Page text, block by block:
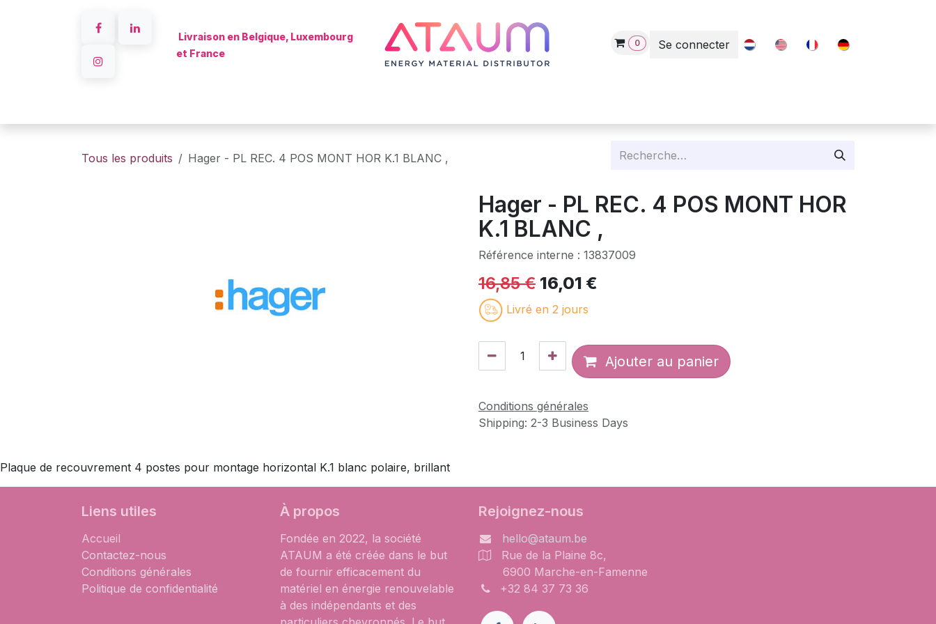
Livraison en Belgique, Luxembourg
et France
0 Se connecter
Tous les produits Hager - PL REC. 4 POS MONT HOR K.1 BLANC ,
Hager - PL REC. 4 POS MONT HOR
K.1 BLANC ,
Référence interne : 13837009
16,85€ 16,01 €
Livré en 2 jours
Ajouter au panier
Conditions générales
Shipping: 2-3 Business Days
Plaque de recouvrement 4 postes pour montage horizontal K.1 blanc polaire, brillant
Liens utiles
Accueil
Contactez-nous
Conditions générales
Politique de confidentialité
À propos
Fondée en 2022, la société
ATAUM a été créée dans le but
de fournir efficacement du
matériel en énergie renouvelable
à des indépendants et des
Rejoignez-nous
hello@ataum.be
Rue de la Plaine 8c,
6900 Marche-en-Famenne
+32 84 37 73 36